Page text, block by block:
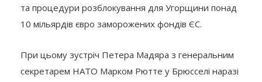
та процедури розблокування для Угорщини понад
10 мільярдів євро заморожених фондів ЄС.
При цьому зустріч Петера Мадяра з генеральним
секретарем НАТО Марком Рютте у Брюсселі наразі